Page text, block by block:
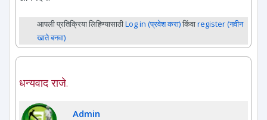
आपली प्रतिक्रिया लिहिण्यासाठीLog in (प्रवेश करा)किंवाregister (नवीन
खाते बनवा)
धन्यवाद राजे.
Admin